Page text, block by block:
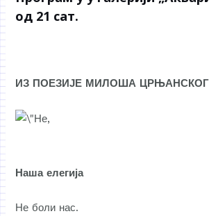
од 21 сат.
ИЗ ПОЕЗИЈЕ МИЛОША ЦРЊАНСКОГ
Наша елегија
Не боли нас.